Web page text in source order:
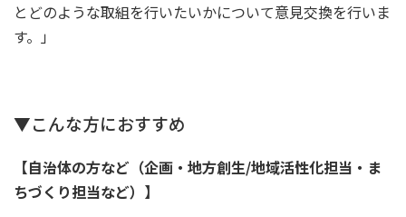
とどのような取組を行いたいかについて意見交換を行いま
す。」
▼こんな方におすすめ
【自治体の方など（企画・地方創生/地域活性化担当・ま
ちづくり担当など）】